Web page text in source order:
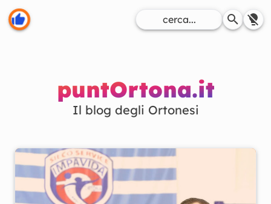
puntOrtona.it
Il blog degli Ortonesi